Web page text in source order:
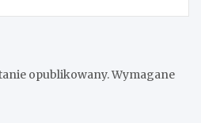
opublikowany.Wymagane